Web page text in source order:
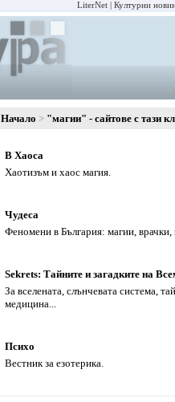
LiterNet Културни
Начало "магии" - сайтове с тази
В Хаоса
Хаотизъм и хаос магия.
Чудеса
Феномени в България: магии, врачки,
Sekrets: Тайните и загадките на
За вселената, слънчевата система,
медицина...
Психо
Вестник за езотерика.